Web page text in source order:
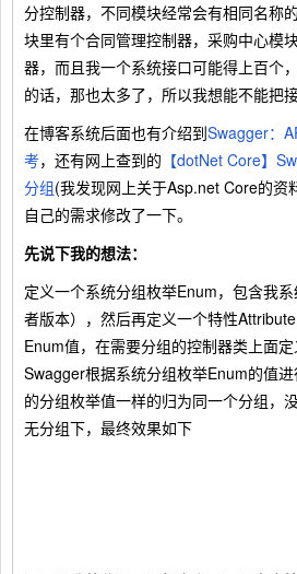
分控制器，不同模块经常会有相同名称
块里有个合同管理控制器，采购中心模
器，而且我一个系统接口可能得上百个
的话，那也太多了，所以我想能不能把
在博客系统后面也有介绍到Swagger：
考，还有网上查到的 【dotNet Core】
分组(我发现网上关于Asp.net Core的资
自己的需求修改了一下。
先说下我的想法：
定义一个系统分组枚举Enum，包含我
者版本），然后再定义一个特性
Enum值，在需要分组的控制器类上面定
Swagger根据系统分组枚举Enum的值
的分组枚举值一样的归为同一个分组，
无分组下， 最终效果如下